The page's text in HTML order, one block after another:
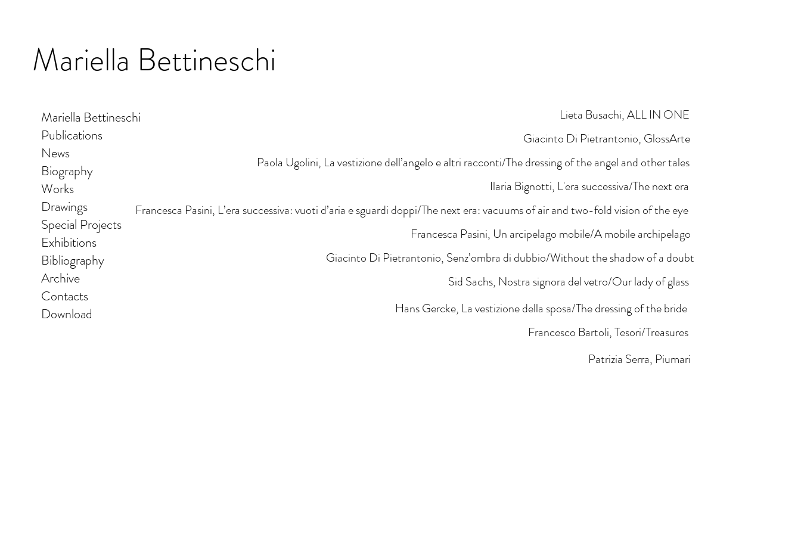
Mariella Bettineschi
Lieta Busachi, ALL IN ONE
Giacinto Di Pietrantonio, GlossArte
Paola Ugolini, La vestizione dell’angelo e altri racconti/The dressing of the angel and other tales
Ilaria Bignotti, L'era successiva/The next era
Francesca Pasini, L’era successiva: vuoti d’aria e sguardi doppi/The next era: vacuums of air and two-fold vision of the eye
Francesca Pasini, Un arcipelago mobile/A mobile archipelago
Giacinto Di Pietrantonio, Senz’ombra di dubbio/Without the shadow of a doubt
Sid Sachs, Nostra signora del vetro/Our lady of glass
Hans Gercke, La vestizione della sposa/The dressing of the bride
Francesco Bartoli, Tesori/Treasures
Patrizia Serra, Piumari
Mariella Bettineschi
Publications
News
Biography
Works
Drawings
Special Projects
Exhibitions
Bibliography
Archive
Contacts
Download